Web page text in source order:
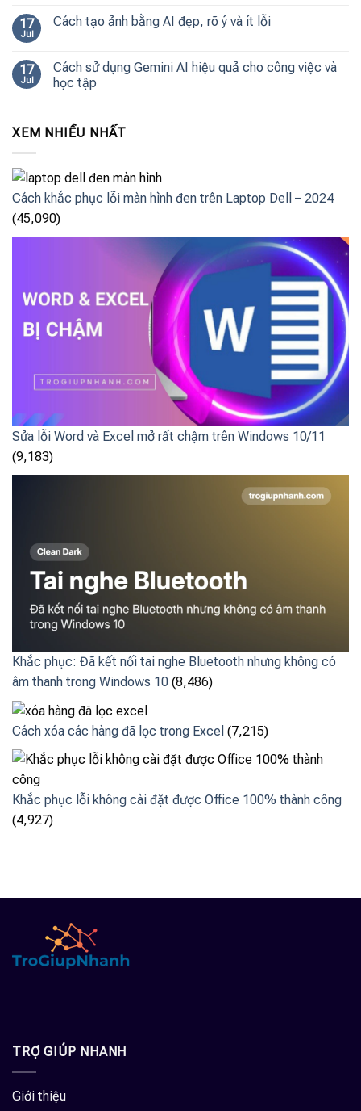
17
Jul
Cách tạo ảnh bằng AI đẹp, rõ ý và ít lỗi
17
Jul
Cách sử dụng Gemini AI hiệu quả cho công việc và
học tập
XEM NHIỀU NHẤT
Cách khắc phục lỗi màn hình đen trên Laptop Dell – 2024
(45,090)
Sửa lỗi Word và Excel mở rất chậm trên Windows 10/11
(9,183)
Khắc phục: Đã kết nối tai nghe Bluetooth nhưng không có
âm thanh trong Windows 10 (8,486)
Cách xóa các hàng đã lọc trong Excel (7,215)
Khắc phục lỗi không cài đặt được Office 100% thành công
(4,927)
TRỢ GIÚP NHANH
Giới thiệu